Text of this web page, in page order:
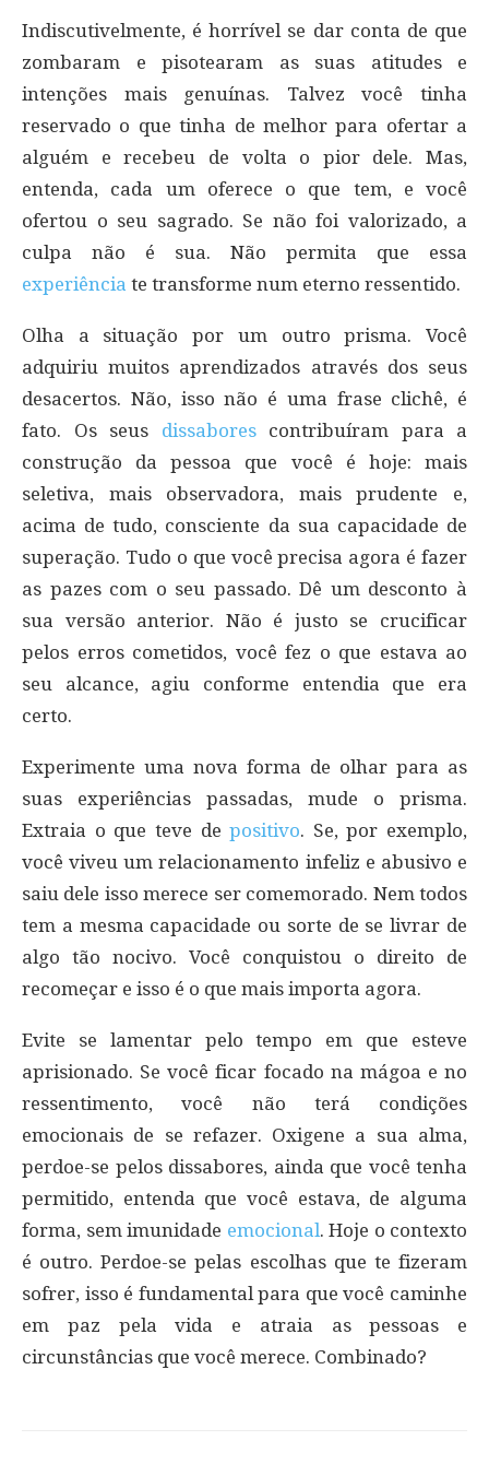
Indiscutivelmente, é horrível se dar conta de que
zombaram e pisotearam as suas atitudes e
intenções mais genuínas. Talvez você tinha
reservado o que tinha de melhor para ofertar a
alguém e recebeu de volta o pior dele. Mas,
entenda, cada um oferece o que tem, e você
ofertou o seu sagrado. Se não foi valorizado, a
culpa não é sua. Não permita que essa
experiência te transforme num eterno ressentido.
Olha a situação por um outro prisma. Você
adquiriu muitos aprendizados através dos seus
desacertos. Não, isso não é uma frase clichê, é
fato. Os seus dissabores contribuíram para a
construção da pessoa que você é hoje: mais
seletiva, mais observadora, mais prudente e,
acima de tudo, consciente da sua capacidade de
superação. Tudo o que você precisa agora é fazer
as pazes com o seu passado. Dê um desconto à
sua versão anterior. Não é justo se crucificar
pelos erros cometidos, você fez o que estava ao
seu alcance, agiu conforme entendia que era
certo.
Experimente uma nova forma de olhar para as
suas experiências passadas, mude o prisma.
Extraia o que teve depositivo. Se, por exemplo,
você viveu um relacionamento infeliz e abusivo e
saiu dele isso merece ser comemorado. Nem todos
tem a mesma capacidade ou sorte de se livrar de
algo tão nocivo. Você conquistou o direito de
recomeçar e isso é o que mais importa agora.
Evite se lamentar pelo tempo em que esteve
aprisionado. Se você ficar focado na mágoa e no
ressentimento, você não terá condições
emocionais de se refazer. Oxigene a sua alma,
perdoe-se pelos dissabores, ainda que você tenha
permitido, entenda que você estava, de alguma
forma, sem imunidade emocional. Hoje o contexto
é outro. Perdoe-se pelas escolhas que te fizeram
sofrer, isso é fundamental para que você caminhe
em paz pela vida e atraia as pessoas e
circunstâncias que você merece. Combinado?